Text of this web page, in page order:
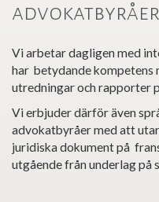
advokatbyråer
Vi arbetar dagligen med
har betydande kompetens
utredningar och rapporter
Vi erbjuder därför även
advokatbyråer med att
juridiska dokument på
utgående från underlag på